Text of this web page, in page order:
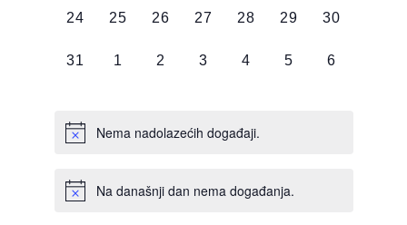
0
24
0
25
0
26
0
27
0
28
0
29
0
30
0
31
0
1
0
2
0
3
0
4
0
5
0
6
Nema nadolazećih događaji.
Na današnji dan nema događanja.